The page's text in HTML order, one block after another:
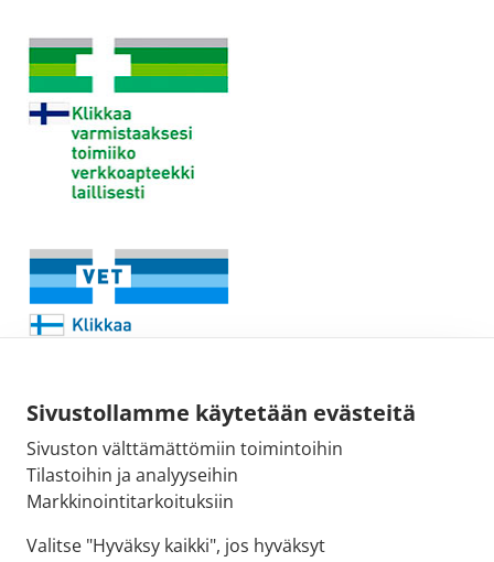
Sivustollamme käytetään evästeitä
Sivuston välttämättömiin toimintoihin
Tilastoihin ja analyyseihin
Markkinointitarkoituksiin
Valitse "Hyväksy kaikki", jos hyväksyt
Sähköpostiosoite:
kirjaamo@fimea.fi
Fimean vaihde: